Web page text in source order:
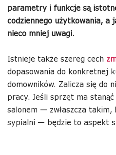
parametry i funkcje są
codziennego użytkowania, a
nieco mniej uwagi.
Istnieje także szereg cech
dopasowania do konkretnej
domowników. Zalicza się do
pracy. Jeśli sprzęt ma stanąć
salonem — zwłaszcza
sypialni — będzie to aspekt